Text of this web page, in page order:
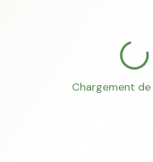
Chargement de